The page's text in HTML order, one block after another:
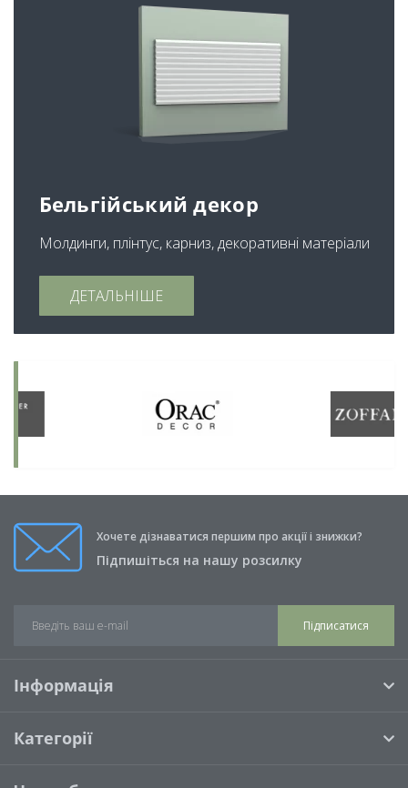
Бельгійський декор
Молдинги, плінтус, карниз, декоративні матеріали
ДЕТАЛЬНІШЕ
Хочете дізнаватися першим про акції і знижки?
Підпишіться на нашу розсилку
Підписатися
Інформація
Категорії